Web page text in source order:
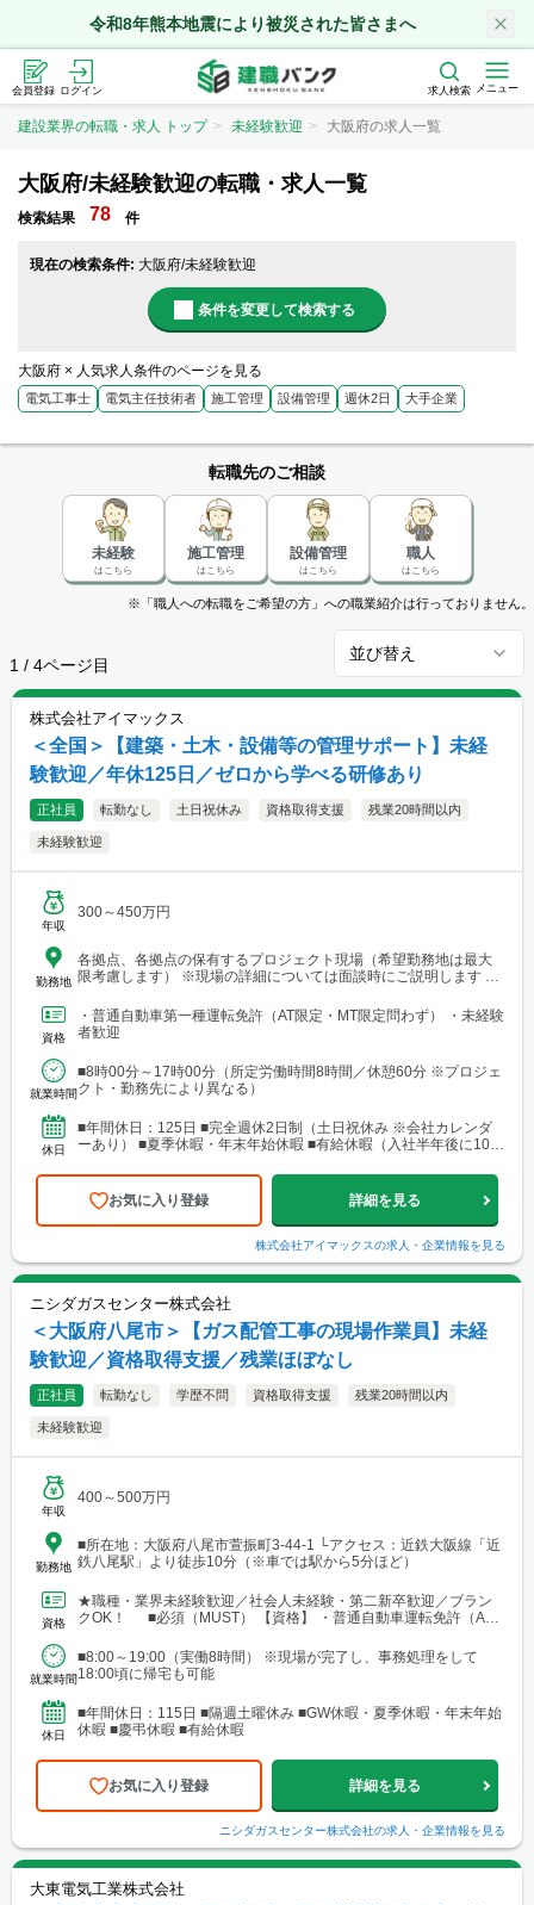
令和8年熊本地震により被災された皆さまへ
会員登録 ログイン 求人検索 メニュー
建設業界の転職・求人 トップ 未経験歓迎 大阪府の求人一覧
大阪府/未経験歓迎の転職・求人一覧
検索結果 78 件
現在の検索条件: 大阪府/未経験歓迎
条件を変更して検索する
大阪府 × 人気求人条件のページを見る
電気工事士 電気主任技術者 施工管理 設備管理 週休2日 大手企業
転職先のご相談
未経験
はこちら
施工管理
はこちら
設備管理
はこちら
職人
はこちら
※「職人への転職をご希望の方」への職業紹介は行っておりません。
1 / 4ページ目
並び替え
株式会社アイマックス
＜全国＞【建築・土木・設備等の管理サポート】未経
験歓迎／年休125日／ゼロから学べる研修あり
正社員 転勤なし 土日祝休み 資格取得支援 残業20時間以内
未経験歓迎
年収
300～450万円
勤務地
各拠点、各拠点の保有するプロジェクト現場（希望勤務地は最大
限考慮します） ※現場の詳細については面談時にご説明します
渋谷区代々木2-23-1 ニューステートメナー1055 └アクセス：京王
線「新宿駅」から徒歩5分 ※東京都を中心とした首都圏のほか、栃
木・群馬・茨城・埼玉・山梨・千葉・神奈川などに関東圏内の現
7-4（アーケード内） 宮城商事ビル4F ※宮城県エリアのほか、青
森・岩手・秋田・山形・福島などに現場あり ■北日本支店 札
北10条西3丁目13 NKエルムビル1F └アクセス：地下鉄「北12条
駅」徒歩3分、JR「札幌駅」徒歩9分 ※札幌を中心とした道央圏の
ど）に現場あり。 ■関西支店 神戸営業所 兵庫県神戸市中央区東
町122-2 港都ビル8階 └アクセス：「三宮・花時計前駅」から徒歩
2分、「三宮駅」から徒歩8分 ※関西、近畿圏を中心としたエリア
のほか、西日本（九州・四国・中国）にも現場あり。 ■関西
支店 大阪事務所 大阪府大阪市北区梅田1-1-3-500 大阪駅前第3ビル
5階10号 └アクセス：阪急電鉄「大阪梅田駅」、御堂筋線「梅田
駅」、JR「大阪駅」よりアクセス良好 ※関西、近畿圏を中心とし
たエリアのほか、東海・北陸エリアにも現場あり。
資格
・普通自動車第一種運転免許（AT限定・MT限定問わず） ・未経験
者歓迎
就業時間
■8時00分～17時00分（所定労働時間8時間／休憩60分 ※プロジェ
クト・勤務先により異なる）
休日
■年間休日：125日 ■完全週休2日制（土日祝休み ※会社カレンダ
ーあり） ■夏季休暇・年末年始休暇 ■有給休暇（入社半年後に10日
お気に入り登録 詳細を見る
株式会社アイマックスの求人・企業情報を見る
ニシダガスセンター株式会社
＜大阪府八尾市＞【ガス配管工事の現場作業員】未経
験歓迎／資格取得支援／残業ほぼなし
正社員 転勤なし 学歴不問 資格取得支援 残業20時間以内
未経験歓迎
年収
400～500万円
勤務地
■所在地：大阪府八尾市萱振町3-44-1 └アクセス：近鉄大阪線「近
鉄八尾駅」より徒歩10分（※車では駅から5分ほど）
資格
★職種・業界未経験歓迎／社会人未経験・第二新卒歓迎／ブラン
クOK！ ■必須（MUST） 【資格】 ・普通自動車運転免許（AT
就業時間
■8:00～19:00（実働8時間） ※現場が完了し、事務処理をして
18:00頃に帰宅も可能
休日
■年間休日：115日 ■隔週土曜休み ■GW休暇・夏季休暇・年末年始
休暇 ■慶弔休暇 ■有給休暇
お気に入り登録 詳細を見る
ニシダガスセンター株式会社の求人・企業情報を見る
大東電気工業株式会社